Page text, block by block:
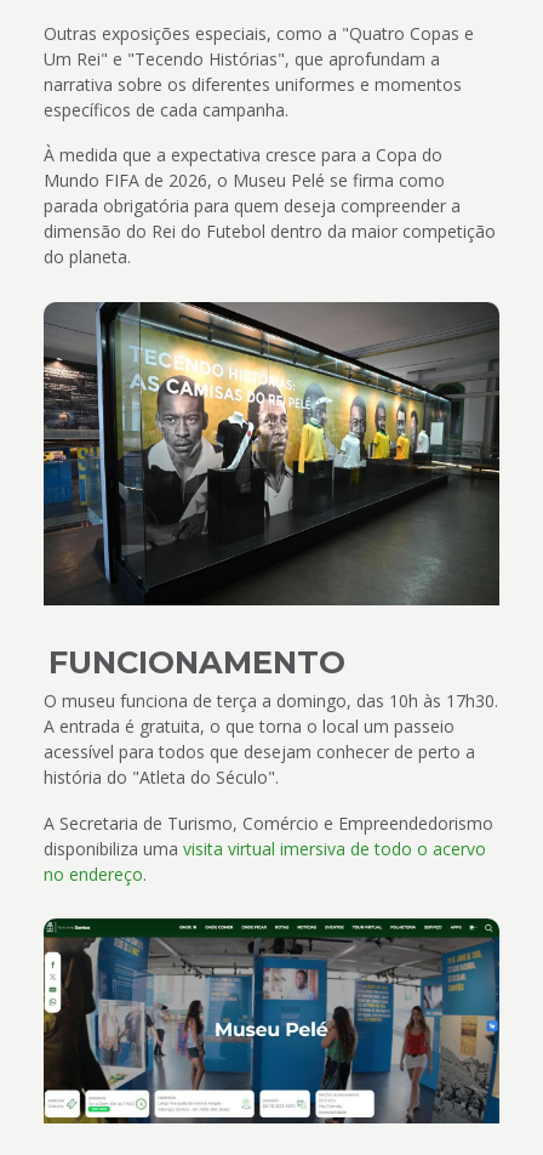
Outras exposições especiais, como a "Quatro Copas e
Um Rei" e "Tecendo Histórias", que aprofundam a
narrativa sobre os diferentes uniformes e momentos
específicos de cada campanha.
À medida que a expectativa cresce para a Copa do
Mundo FIFA de 2026, o Museu Pelé se firma como
parada obrigatória para quem deseja compreender a
dimensão do Rei do Futebol dentro da maior competição
do planeta.
FUNCIONAMENTO
O museu funciona de terça a domingo, das 10h às 17h30.
A entrada é gratuita, o que torna o local um passeio
acessível para todos que desejam conhecer de perto a
história do "Atleta do Século".
A Secretaria de Turismo, Comércio e Empreendedorismo
disponibiliza uma visita virtual imersiva de todo o acervo
no endereço.